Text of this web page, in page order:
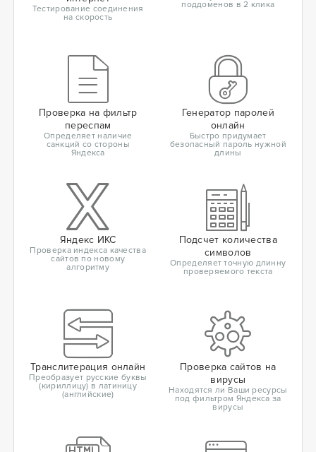
Тестирование соединения
на скорость
поддоменов в 2 клика
Проверка на фильтр
переспам
Определяет наличие
санкций со стороны
Яндекса
Генератор паролей
онлайн
Быстро придумает
безопасный пароль нужной
длины
Яндекс ИКС
Проверка индекса качества
сайтов по новому
алгоритму
Подсчет количества
символов
Определяет точную длинну
проверяемого текста
Транслитерация онлайн
Преобразует русские буквы
(кириллицу) в латиницу
(английские)
Проверка сайтов на
вирусы
Находятся ли Ваши ресурсы
под фильтром Яндекса за
вирусы